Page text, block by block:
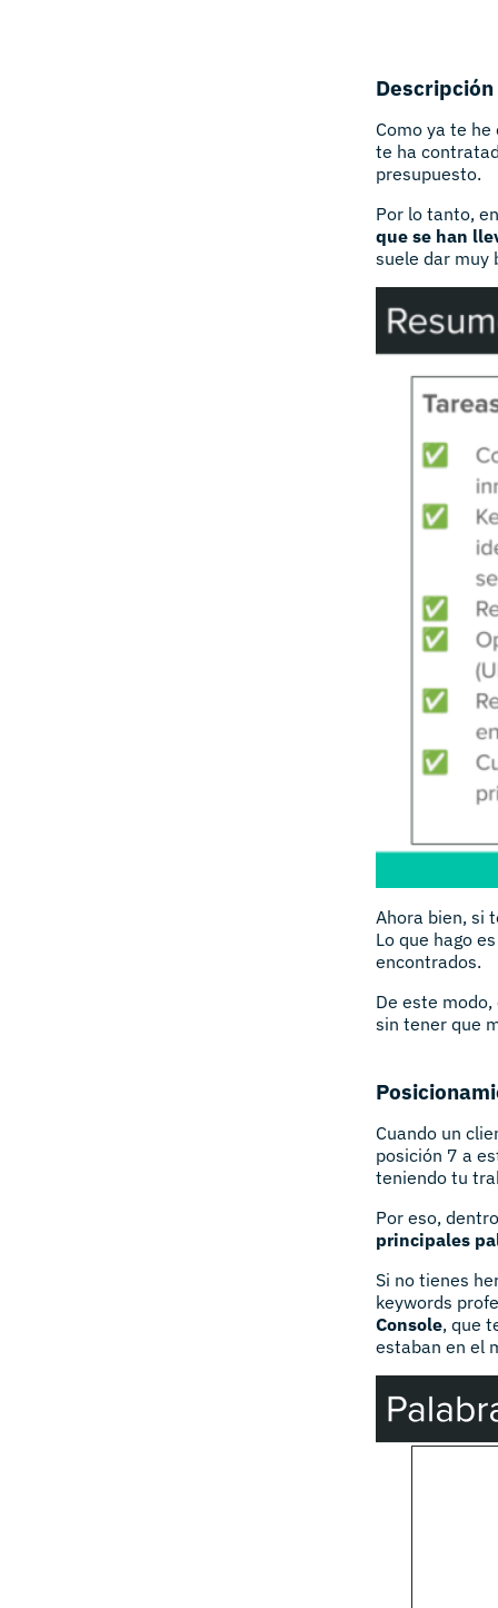
Como ya te
te ha
presupuesto.
Por lo tanto,
que se han
suele dar muy
Ahora bien, si
Lo que hago
encontrados.
De este
sin tener que
Cuando un
posición 7 a
teniendo tu
Por eso,
principales
Si no tienes
keywords
Console, que
estaban en el